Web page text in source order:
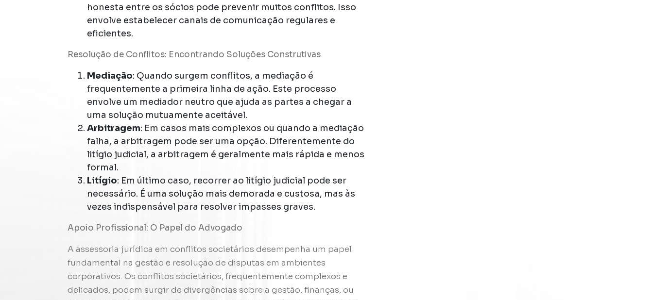
honesta entre os sócios pode prevenir muitos conflitos. Isso
envolve estabelecer canais de comunicação regulares e
eficientes.
Resolução de Conflitos: Encontrando Soluções Construtivas
Mediação: Quando surgem conflitos, a mediação é
frequentemente a primeira linha de ação. Este processo
envolve um mediador neutro que ajuda as partes a chegar a
uma solução mutuamente aceitável.
Arbitragem: Em casos mais complexos ou quando a mediação
falha, a arbitragem pode ser uma opção. Diferentemente do
litígio judicial, a arbitragem é geralmente mais rápida e menos
formal.
Litígio: Em último caso, recorrer ao litígio judicial pode ser
necessário. É uma solução mais demorada e custosa, mas às
vezes indispensável para resolver impasses graves.
Apoio Profissional: O Papel do Advogado
A assessoria jurídica em conflitos societários desempenha um papel
fundamental na gestão e resolução de disputas em ambientes
corporativos. Os conflitos societários, frequentemente complexos e
delicados, podem surgir de divergências sobre a gestão, finanças, ou